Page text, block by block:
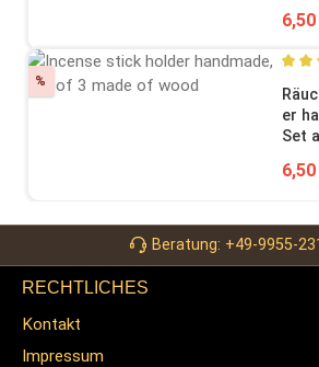
% Rabatt
er
Set
Beratung: +49-9955-
RECHTLICHES
Kontakt
Impressum